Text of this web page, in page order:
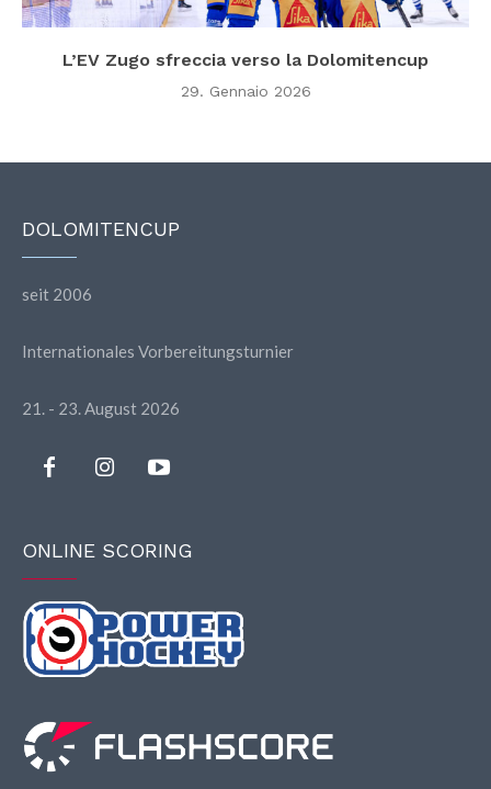
L’EV Zugo sfreccia verso la Dolomitencup
29. Gennaio 2026
DOLOMITENCUP
seit 2006
Internationales Vorbereitungsturnier
21. - 23. August 2026
ONLINE SCORING